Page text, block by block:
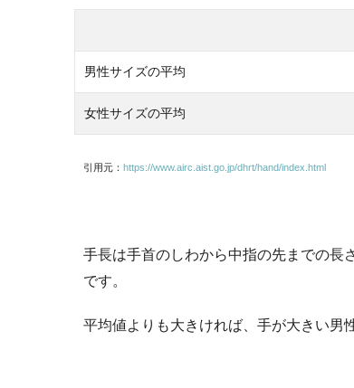
男性サイズの平均
女性サイズの平均
引用元： https://www.airc.aist.go.jp/dhrt/hand/index.html
手長は手首のしわから中指の先までの長
です。
平均値よりも大きければ、手が大きい男